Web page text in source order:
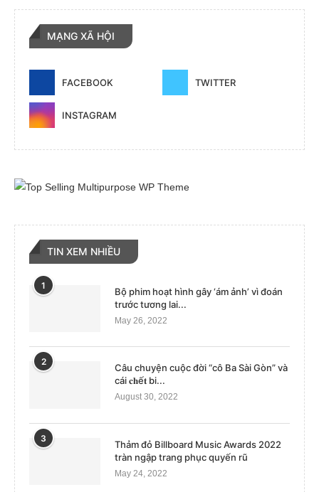
MẠNG XÃ HỘI
FACEBOOK TWITTER
INSTAGRAM
TIN XEM NHIỀU
1
Bộ phim hoạt hình gây ‘ám ảnh’ vì đoán
trước tương lai...
May 26, 2022
2
Câu chuyện cuộc đời “cô Ba Sài Gòn” và
cái 𝐜𝐡ế𝐭 bi...
August 30, 2022
3
Thảm đỏ Billboard Music Awards 2022
tràn ngập trang phục quyến rũ
May 24, 2022